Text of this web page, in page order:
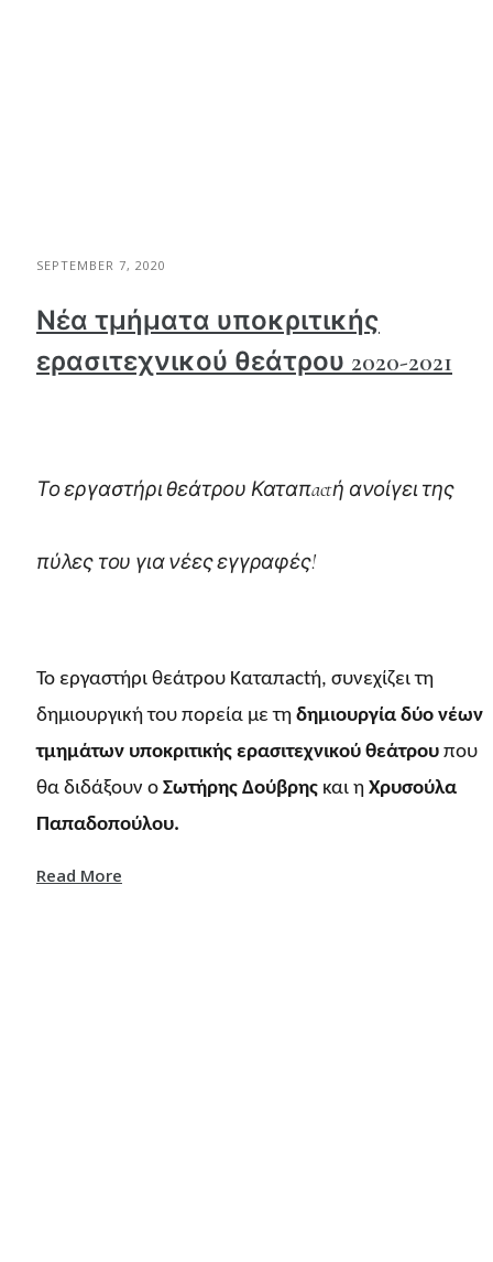
SEPTEMBER 7, 2020
Νέα τμήματα υποκριτικής
ερασιτεχνικού θεάτρου 2020-2021
Το εργαστήρι θεάτρου Καταπactή ανοίγει της
πύλες του για νέες εγγραφές!
Το εργαστήρι θεάτρου Καταπactή, συνεχίζει τη
δημιουργική του πορεία με τη δημιουργία δύο νέων
τμημάτων υποκριτικής ερασιτεχνικού θεάτρου που
θα διδάξουν ο Σωτήρης Δούβρης και η Χρυσούλα
Παπαδοπούλου.
Read More